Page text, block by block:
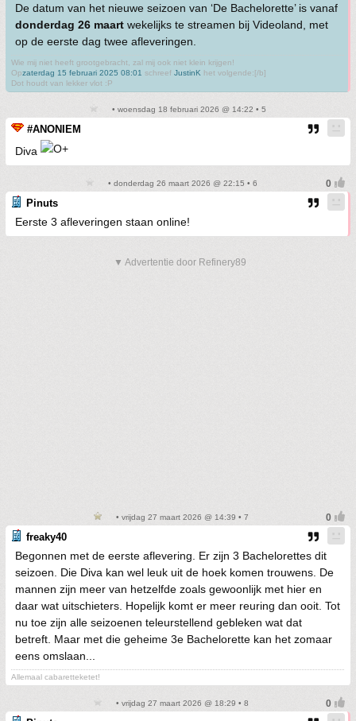
De datum van het nieuwe seizoen van ‘De Bachelorette’ is vanaf
donderdag 26 maart wekelijks te streamen bij Videoland, met
op de eerste dag twee afleveringen.
Wie mij niet heeft grootgebracht, zal mij ook niet klein krijgen!
Opzaterdag 15 februari 2025 08:01 schreef JustinK het volgende:[/b]
Dot houdt van lekker vlot :P
• woensdag 18 februari 2026 @ 14:22 • 5
#ANONIEM
Diva
• donderdag 26 maart 2026 @ 22:15 • 6
Pinuts
Eerste 3 afleveringen staan online!
▼ Advertentie door Refinery89
• vrijdag 27 maart 2026 @ 14:39 • 7
freaky40
Begonnen met de eerste aflevering. Er zijn 3 Bachelorettes dit
seizoen. Die Diva kan wel leuk uit de hoek komen trouwens. De
mannen zijn meer van hetzelfde zoals gewoonlijk met hier en
daar wat uitschieters. Hopelijk komt er meer reuring dan ooit. Tot
nu toe zijn alle seizoenen teleurstellend gebleken wat dat
betreft. Maar met die geheime 3e Bachelorette kan het zomaar
eens omslaan...
Allemaal cabaretteketet!
• vrijdag 27 maart 2026 @ 18:29 • 8